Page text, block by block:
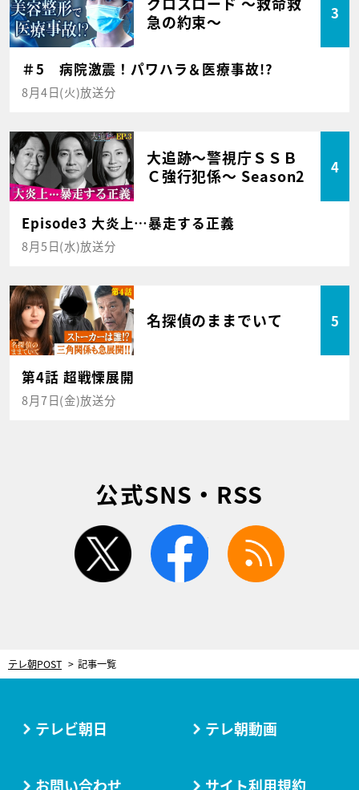
急の約束～
3
＃5 病院激震！パワハラ＆医療事故!?
8月4日(火)放送分
大追跡～警視庁ＳＳＢ
Ｃ強行犯係～ Season2
4
Episode3 大炎上…暴走する正義
8月5日(水)放送分
名探偵のままでいて 5
第4話 超戦慄展開
8月7日(金)放送分
公式SNS・RSS
twitter facebook
テレ朝POST 記事一覧
テレビ朝日 テレ朝動画
お問い合わせ サイト利用規約